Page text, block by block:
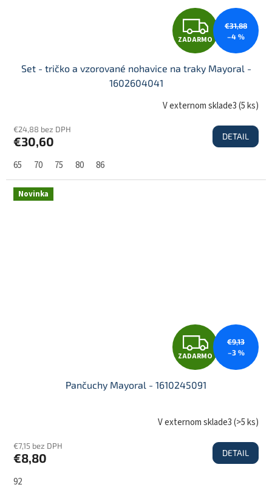
Z
A
D
A
R
ZADARMO
€31,88
–4 %
Set - tričko a vzorované nohavice na traky Mayoral -
1602604041
V externom sklade3(5 ks)
€24,88 bez DPH
€30,60 DETAIL
65 70 75 80 86
Novinka
Z
D
A
ZADARMO
€9,13
–3 %
Pančuchy Mayoral - 1610245091
V externom sklade3(>5 ks)
€7,15 bez DPH
€8,80 DETAIL
92